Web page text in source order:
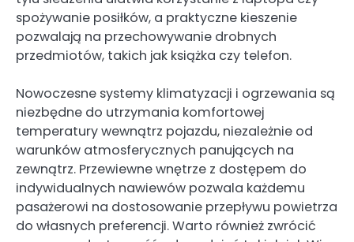
spożywanie posiłków, a praktyczne kieszenie
pozwalają na przechowywanie drobnych
przedmiotów, takich jak książka czy telefon.
Nowoczesne systemy klimatyzacji i ogrzewania są
niezbędne do utrzymania komfortowej
temperatury wewnątrz pojazdu, niezależnie od
warunków atmosferycznych panujących na
zewnątrz. Przewiewne wnętrze z dostępem do
indywidualnych nawiewów pozwala każdemu
pasażerowi na dostosowanie przepływu powietrza
do własnych preferencji. Warto również zwrócić